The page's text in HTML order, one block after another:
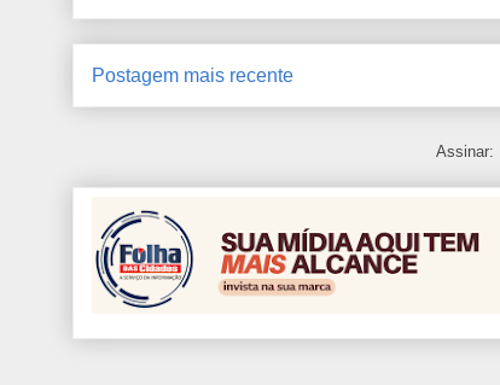
Postagem mais recente
Assinar: